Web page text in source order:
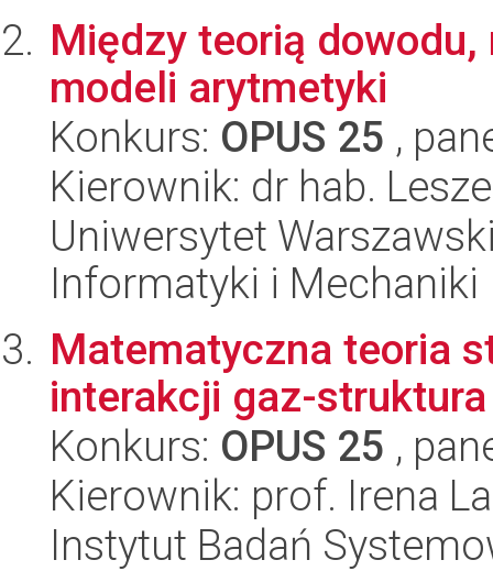
Między teorią
modeli arytmetyki
Konkurs: OPUS 25 ,
Kierownik: dr hab.
Uniwersytet
Informatyki i Mechaniki
Matematyczna teoria
interakcji gaz-struktura
Konkurs: OPUS 25 ,
Kierownik: prof. Irena
Instytut Badań